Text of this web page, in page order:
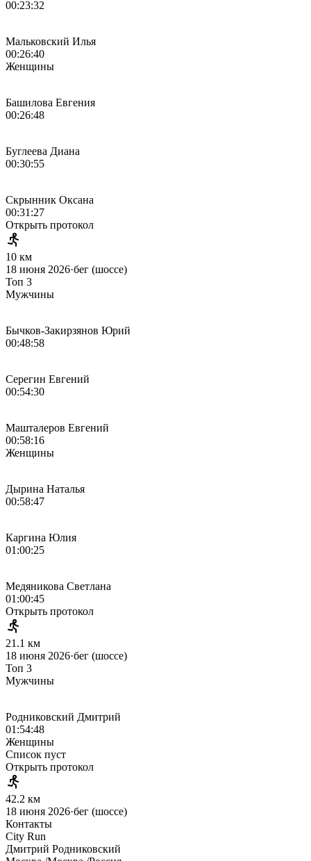
00:23:32
Мальковский Илья
00:26:40
Женщины
Башилова Евгения
00:26:48
Буглеева Диана
00:30:55
Скрынник Оксана
00:31:27
Открыть протокол
10 км
18 июня 2026·бег (шоссе)
Топ 3
Мужчины
Бычков-Закирзянов Юрий
00:48:58
Серегин Евгений
00:54:30
Машталеров Евгений
00:58:16
Женщины
Дырина Наталья
00:58:47
Каргина Юлия
01:00:25
Медяникова Светлана
01:00:45
Открыть протокол
21.1 км
18 июня 2026·бег (шоссе)
Топ 3
Мужчины
Родниковский Дмитрий
01:54:48
Женщины
Список пуст
Открыть протокол
42.2 км
18 июня 2026·бег (шоссе)
Контакты
City Run
Дмитрий Родниковский